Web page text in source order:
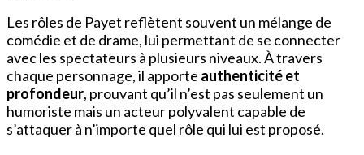
Les rôles de Payet reflètent souvent un mélange de
comédie et de drame, lui permettant de se connecter
avec les spectateurs à plusieurs niveaux. À travers
chaque personnage, il apporte authenticité et
profondeur, prouvant qu’il n’est pas seulement un
humoriste mais un acteur polyvalent capable de
s’attaquer à n’importe quel rôle qui lui est proposé.